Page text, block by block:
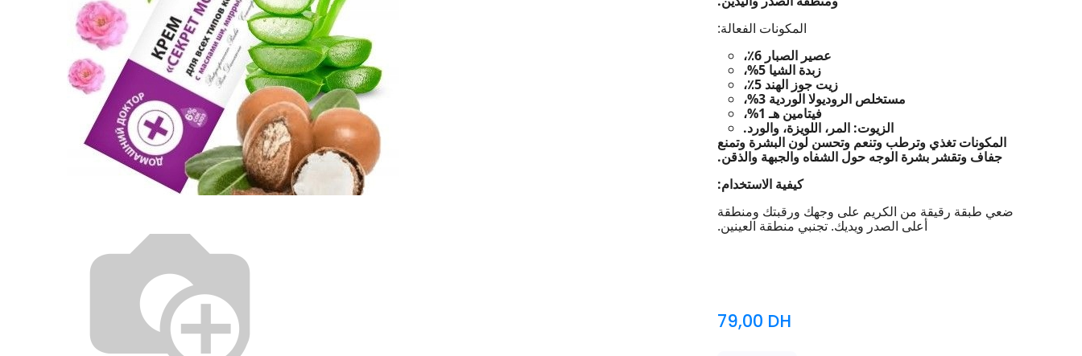
المكونات الفعالة:
عصير الصبار 6٪،
زبدة الشيا 5%،
زيت جوز الهند 5٪،
مستخلص الروديولا الوردية 3%،
فيتامين هـ 1%،
الزيوت: المر، اللويزة، والورد.
المكونات تغذي وترطب وتنعم وتحسن لون البشرة وتمنع
جفاف وتقشر بشرة الوجه حول الشفاه والجبهة والذقن.
كيفية الاستخدام:
ضعي طبقة رقيقة من الكريم على وجهك ورقبتك ومنطقة
أعلى الصدر ويديك. تجنبي منطقة العينين.
79,00 DH